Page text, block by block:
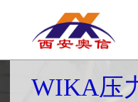
WIKA压